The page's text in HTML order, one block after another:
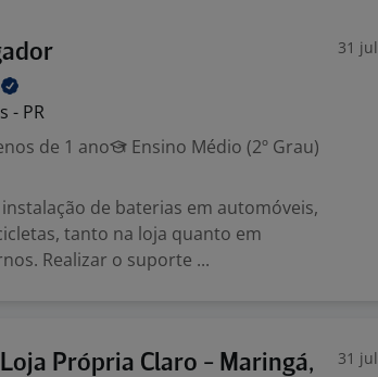
31 jul
- PR
de 1 ano
Ensino Médio (2º Grau)
de baterias em automóveis,
tanto na loja quanto em
Realizar o suporte ...
Própria Claro - Maringá,
31 jul